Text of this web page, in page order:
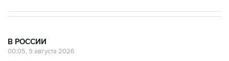
В РОССИИ
00:05, 9 августа 2026